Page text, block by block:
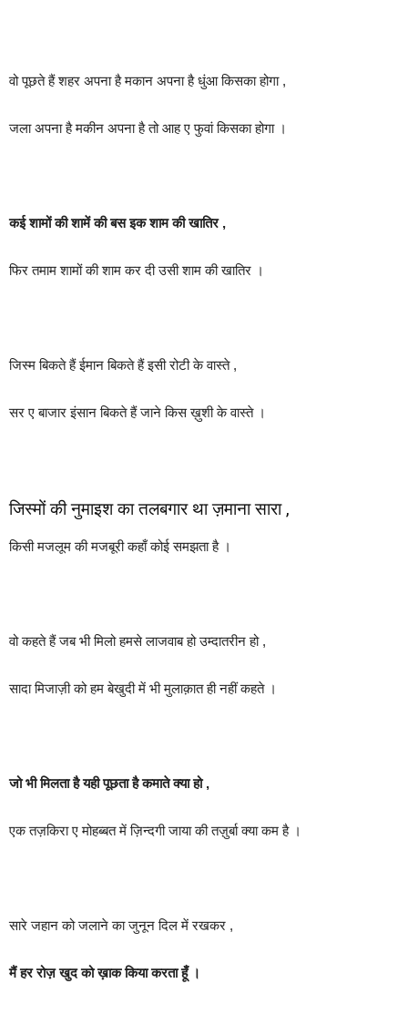
वो पूछते हैं शहर अपना है मकान अपना है धुंआ किसका होगा ,
जला अपना है मकीन अपना है तो आह ए फुवां किसका होगा ।
कई शामों की शामें की बस इक शाम की खातिर ,
फिर तमाम शामों की शाम कर दी उसी शाम की खातिर ।
जिस्म बिकते हैं ईमान बिकते हैं इसी रोटी के वास्ते ,
सर ए बाजार इंसान बिकते हैं जाने किस ख़ुशी के वास्ते ।
जिस्मों की नुमाइश का तलबगार था ज़माना सारा ,
किसी मजलूम की मजबूरी कहाँ कोई समझता है ।
वो कहते हैं जब भी मिलो हमसे लाजवाब हो उम्दातरीन हो ,
सादा मिजाज़ी को हम बेखुदी में भी मुलाक़ात ही नहीं कहते ।
जो भी मिलता है यही पूछता है कमाते क्या हो ,
एक तज़किरा ए मोहब्बत में ज़िन्दगी जाया की तज़ुर्बा क्या कम है ।
सारे जहान को जलाने का जुनून दिल में रखकर ,
मैं हर रोज़ खुद को ख़ाक किया करता हूँ ।